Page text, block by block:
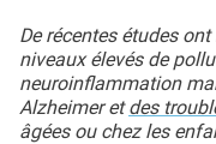
De récentes études
niveaux élevés de
neuroinflammation
Alzheimer etdes
âgées ou chez les